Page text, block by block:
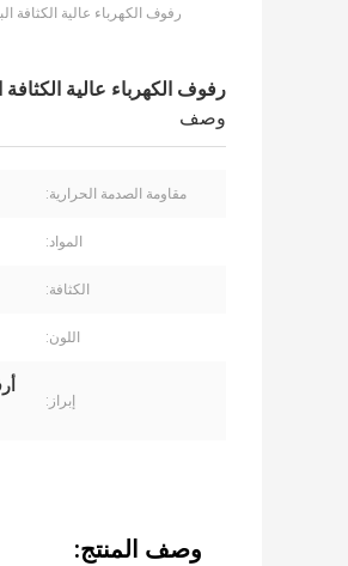
رفوف الكهرباء عالية الكثافة
رفوف الكهرباء عالية الكثافة
وصف
مقاومة الصدمة الحرارية:
المواد:
الكثافة:
اللون:
إبراز:
وصف المنتج: